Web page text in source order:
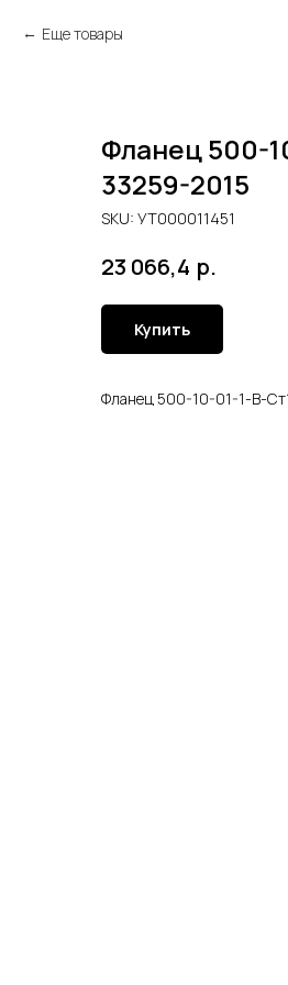
Еще товары
Фланец 500-
33259-2015
SKU: УТ000011451
23 066,4 р.
Купить
Фланец 500-10-01-1-В-